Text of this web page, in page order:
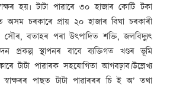
হয়৷ টাটা পাৱাৰে ৩০ হাজাৰ কোটি টকা
অসম চৰকাৰে প্ৰায় ২০ হাজাৰ বিঘা চৰকাৰী
সৌৰ, বতাহৰ পৰা উৎপাদিত শক্তি, জলবিদ্যুৎ
প্ৰকল্প স্থাপনৰ বাবে ব্যক্তিগত খণ্ডৰ ভূমি
টাটা পাৱাৰক সহযোগিতা আগবঢ়াব৷উল্লেখ্য
পাছত টাটা পাৱাৰৰৰ চি ই অ’ তথা